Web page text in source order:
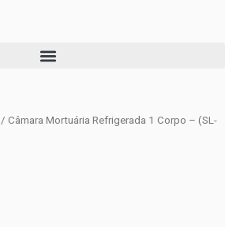
/ Câmara Mortuária Refrigerada 1 Corpo – (SL-